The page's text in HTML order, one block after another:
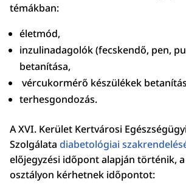
témákban:
életmód,
inzulinadagolók (fecskendő, pen,
betanítása,
vércukormérő készülékek
terhesgondozás.
A XVI. Kerület Kertvárosi Egészségügyi
Szolgálata diabetológiai
előjegyzési időpont alapján történik,
osztályon kérhetnek időpontot: